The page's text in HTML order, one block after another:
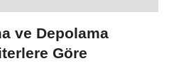
ve Depolama
Göre